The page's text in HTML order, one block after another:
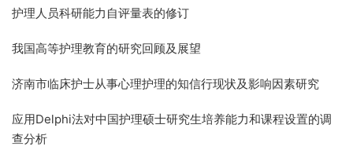
护理人员科研能力自评量表的修订
我国高等护理教育的研究回顾及展望
济南市临床护士从事心理护理的知信行现状及影响因素研究
应用Delphi法对中国护理硕士研究生培养能力和课程设置的调
查分析